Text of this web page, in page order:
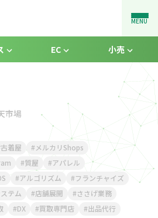
MENU
市場
古着屋
メルカリShops
質屋
アパレル
アルゴリズム
フランチャイズ
テム 店舗展開
ささげ業務
DX 買取専門店
出品代行
EC 小売